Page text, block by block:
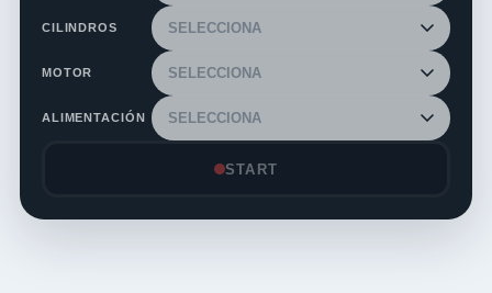
CILINDROS
MOTOR
ALIMENTACIÓN
START